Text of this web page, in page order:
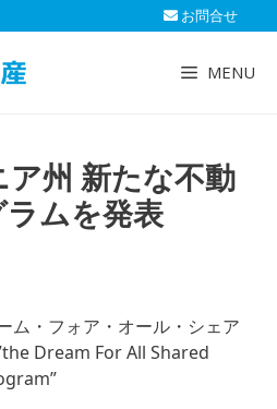
お問合せ
MENU
州 新たな不動
ムを発表
ム・フォア・オール・シェア
Dream For All Shared